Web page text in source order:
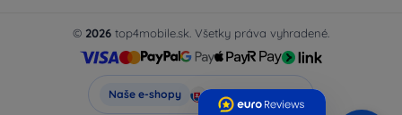
© 2026 top4mobile.sk. Všetky práva vyhradené.
Naše e-shopy Top4Mobile.sk